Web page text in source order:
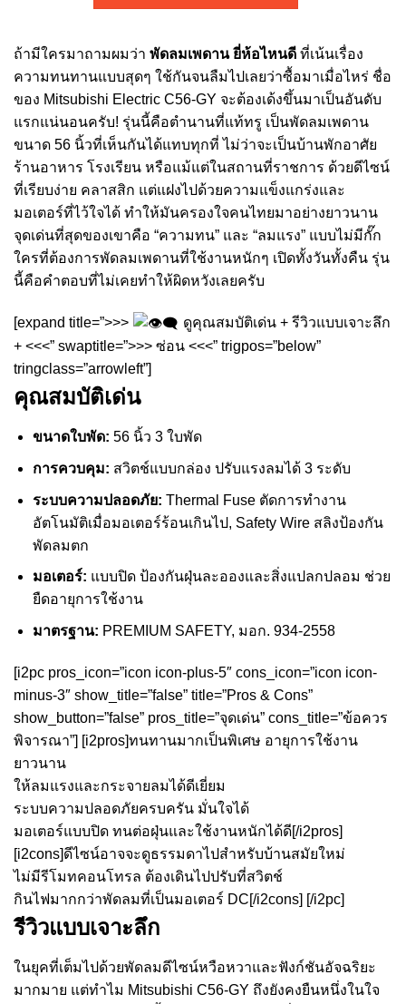
ถ้ามีใครมาถามผมว่า พัดลมเพดาน ยี่ห้อไหนดี ที่เน้นเรื่อง
ความทนทานแบบสุดๆ ใช้กันจนลืมไปเลยว่าซื้อมาเมื่อไหร่ ชื่อ
ของ Mitsubishi Electric C56-GY จะต้องเด้งขึ้นมาเป็นอันดับ
แรกแน่นอนครับ! รุ่นนี้คือตำนานที่แท้ทรู เป็นพัดลมเพดาน
ขนาด 56 นิ้วที่เห็นกันได้แทบทุกที่ ไม่ว่าจะเป็นบ้านพักอาศัย
ร้านอาหาร โรงเรียน หรือแม้แต่ในสถานที่ราชการ ด้วยดีไซน์
ที่เรียบง่าย คลาสสิก แต่แฝงไปด้วยความแข็งแกร่งและ
มอเตอร์ที่ไว้ใจได้ ทำให้มันครองใจคนไทยมาอย่างยาวนาน
จุดเด่นที่สุดของเขาคือ “ความทน” และ “ลมแรง” แบบไม่มีกั๊ก
ใครที่ต้องการพัดลมเพดานที่ใช้งานหนักๆ เปิดทั้งวันทั้งคืน รุ่น
นี้คือคำตอบที่ไม่เคยทำให้ผิดหวังเลยครับ
[expand title=”>>>
ดูคุณสมบัติเด่น + รีวิวแบบเจาะลึก
+ <<<” swaptitle=”>>> ซ่อน <<<” trigpos=”below”
tringclass=”arrowleft”]
คุณสมบัติเด่น
ขนาดใบพัด: 56 นิ้ว 3 ใบพัด
การควบคุม: สวิตช์แบบกล่อง ปรับแรงลมได้ 3 ระดับ
ระบบความปลอดภัย: Thermal Fuse ตัดการทำงาน
อัตโนมัติเมื่อมอเตอร์ร้อนเกินไป, Safety Wire สลิงป้องกัน
พัดลมตก
มอเตอร์: แบบปิด ป้องกันฝุ่นละอองและสิ่งแปลกปลอม ช่วย
ยืดอายุการใช้งาน
มาตรฐาน: PREMIUM SAFETY, มอก. 934-2558
[i2pc pros_icon=”icon icon-plus-5″ cons_icon=”icon icon-
minus-3″ show_title=”false” title=”Pros & Cons”
show_button=”false” pros_title=”จุดเด่น” cons_title=”ข้อควร
พิจารณา”] [i2pros]ทนทานมากเป็นพิเศษ อายุการใช้งาน
ยาวนาน
ให้ลมแรงและกระจายลมได้ดีเยี่ยม
ระบบความปลอดภัยครบครัน มั่นใจได้
มอเตอร์แบบปิด ทนต่อฝุ่นและใช้งานหนักได้ดี[/i2pros]
[i2cons]ดีไซน์อาจจะดูธรรมดาไปสำหรับบ้านสมัยใหม่
ไม่มีรีโมทคอนโทรล ต้องเดินไปปรับที่สวิตช์
กินไฟมากกว่าพัดลมที่เป็นมอเตอร์ DC[/i2cons] [/i2pc]
รีวิวแบบเจาะลึก
ในยุคที่เต็มไปด้วยพัดลมดีไซน์หวือหวาและฟังก์ชันอัจฉริยะ
มากมาย แต่ทำไม Mitsubishi C56-GY ถึงยังคงยืนหนึ่งในใจ